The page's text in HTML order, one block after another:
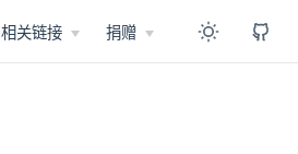
相关链接 捐赠